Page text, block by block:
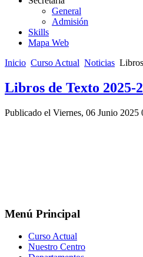
General
Admisión
Skills
Mapa Web
Inicio Curso Actual Noticias
Libros de Texto 2025-
Publicado el Viernes, 06 Junio 2025
Menú Principal
Curso Actual
Nuestro Centro